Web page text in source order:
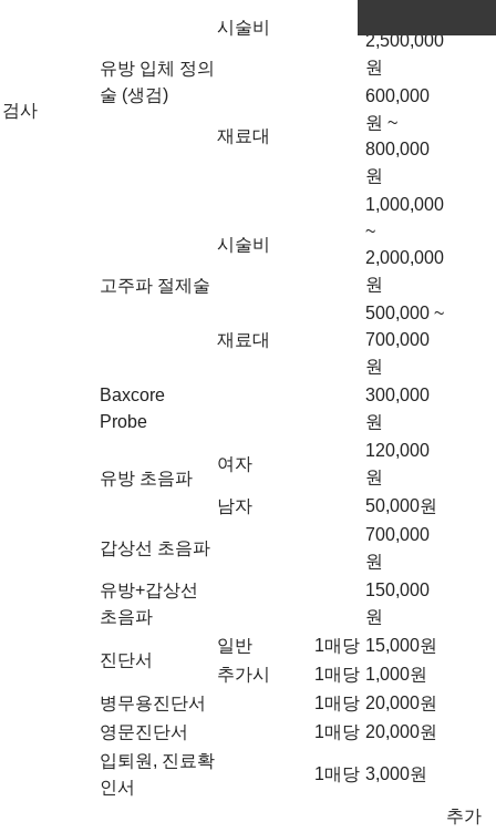
검사
유방 입체 정의
술 (생검)
시술비
2,500,000
원
재료대
600,000
원 ~
800,000
원
고주파 절제술
시술비
1,000,000
~
2,000,000
원
재료대
500,000 ~
700,000
원
Baxcore
Probe
300,000
원
유방 초음파
여자
120,000
원
남자
50,000원
갑상선 초음파
700,000
원
유방+갑상선
초음파
150,000
원
진단서
일반 1매당 15,000원
추가시
1매당 1,000원
병무용진단서
1매당 20,000원
영문진단서
1매당 20,000원
입퇴원, 진료확
인서
1매당 3,000원
추가